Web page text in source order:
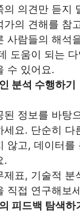
의 의견만 듣지
가의 견해를 참
사람들의 해석
도움이 되는
수 있어요.
분석 수행하기
된 정보를 바탕
세요. 단순히 다
않고, 데이터를
.
제표, 기술적 분
직접 연구해보
피드백 탐색하